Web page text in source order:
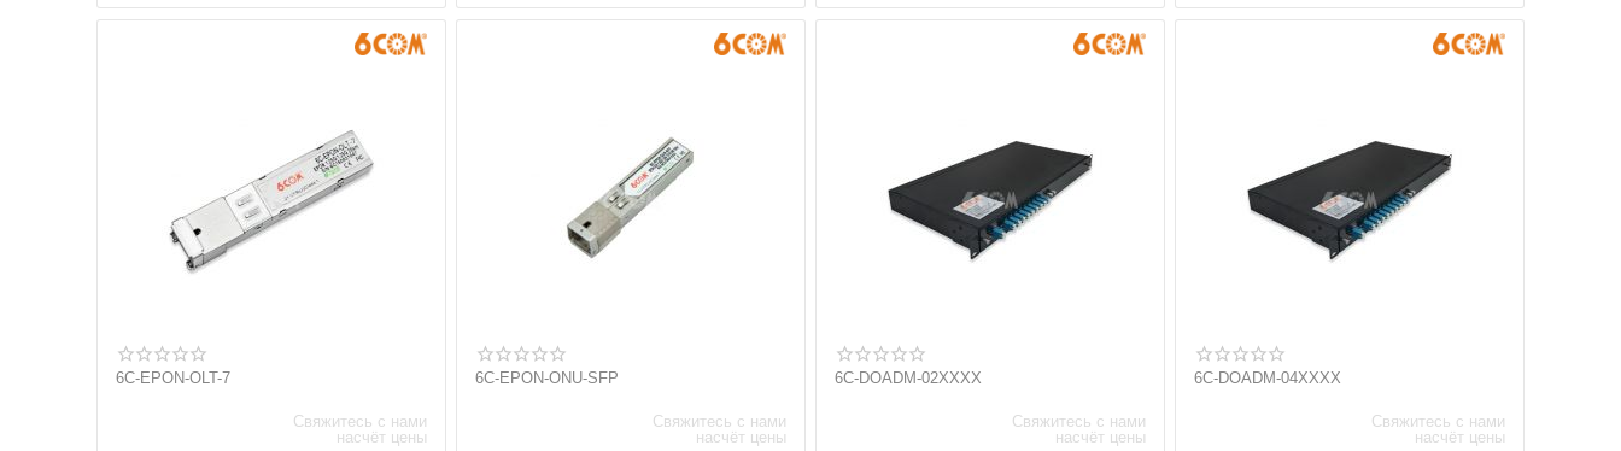
6C-EPON-OLT-7
Свяжитесь с нами
насчёт цены
6C-EPON-ONU-SFP
Свяжитесь с нами
насчёт цены
6C-DOADM-02XXXX
Свяжитесь с нами
насчёт цены
6C-DOADM-04XXXX
Свяжитесь с нами
насчёт цены